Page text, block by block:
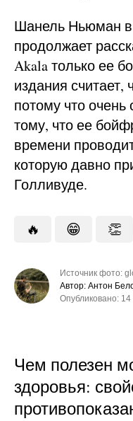
Шанель Ньюман
продолжает
Akala только ее
издания считает,
потому что очень
тому, что ее
времени
которую давно
Голливуде.
🔥 😁 👏
Источник фото:
Автор: Антон
Опубликовано:
Чем полезен
здоровья: